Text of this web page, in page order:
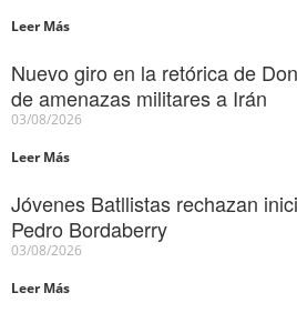
Leer Más
Nuevo giro en la retórica de
de amenazas militares a Irán
03/08/2026
Leer Más
Jóvenes Batllistas rechazan
Pedro Bordaberry
03/08/2026
Leer Más